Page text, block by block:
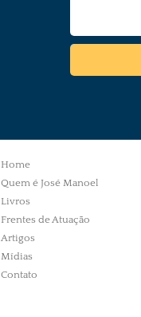
Home
Quem é José Manoel
Livros
Frentes de Atuação
Artigos
Mídias
Contato